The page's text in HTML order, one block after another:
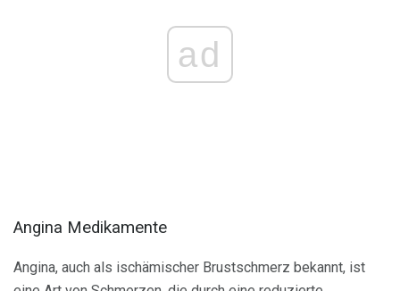
ad
Angina Medikamente
Angina, auch als ischämischer Brustschmerz bekannt, ist